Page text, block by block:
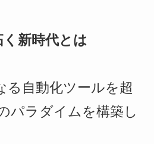
新時代とは
る自動化ツールを超
パラダイムを構築し